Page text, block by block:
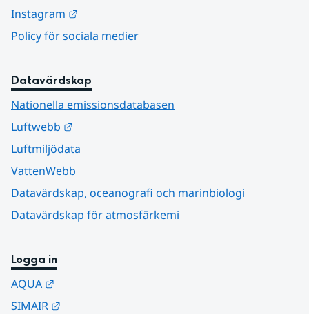
Instagram
Policy för sociala medier
Datavärdskap
Nationella emissionsdatabasen
Luftwebb
Luftmiljödata
VattenWebb
Datavärdskap, oceanografi och marinbiologi
Datavärdskap för atmosfärkemi
Logga in
AQUA
SIMAIR